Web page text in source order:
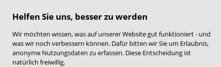
Helfen Sie uns, besser zu werden
Wir möchten wissen, was auf unserer Website gut funktioniert - und
was wir noch verbessern können. Dafür bitten wir Sie um Erlaubnis,
anonyme Nutzungsdaten zu erfassen. Diese Entscheidung ist
natürlich freiwillig.